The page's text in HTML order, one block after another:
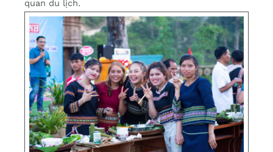
quan du lịch.